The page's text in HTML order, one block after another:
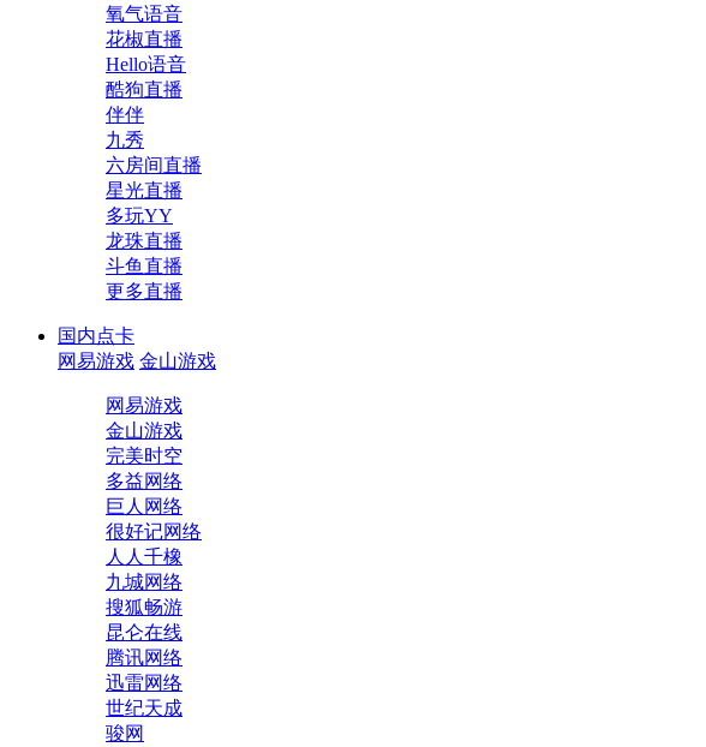
氧气语音
花椒直播
Hello语音
酷狗直播
伴伴
九秀
六房间直播
星光直播
多玩YY
龙珠直播
斗鱼直播
更多直播
国内点卡
网易游戏 金山游戏
网易游戏
金山游戏
完美时空
多益网络
巨人网络
很好记网络
人人千橡
九城网络
搜狐畅游
昆仑在线
腾讯网络
迅雷网络
世纪天成
骏网